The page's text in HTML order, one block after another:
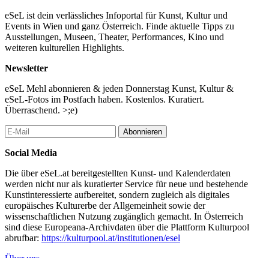
...Mehr lesen
eSeL ist dein verlässliches Infoportal für Kunst, Kultur und
Events in Wien und ganz Österreich. Finde aktuelle Tipps zu
Ausstellungen, Museen, Theater, Performances, Kino und
weiteren kulturellen Highlights.
Newsletter
eSeL Mehl abonnieren & jeden Donnerstag Kunst, Kultur &
eSeL-Fotos im Postfach haben. Kostenlos. Kuratiert.
Überraschend. >;e)
Abonnieren
Social Media
Die über eSeL.at bereitgestellten Kunst- und Kalenderdaten
werden nicht nur als kuratierter Service für neue und bestehende
Kunstinteressierte aufbereitet, sondern zugleich als digitales
europäisches Kulturerbe der Allgemeinheit sowie der
wissenschaftlichen Nutzung zugänglich gemacht. In Österreich
sind diese Europeana-Archivdaten über die Plattform Kulturpool
abrufbar: https://kulturpool.at/institutionen/esel